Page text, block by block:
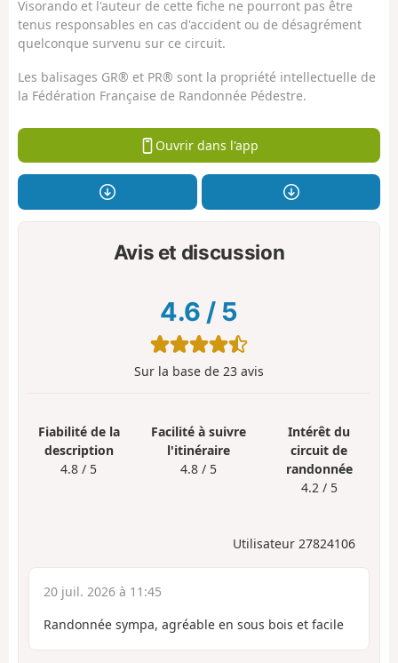
Visorando et l'auteur de cette fiche ne pourront pas être
tenus responsables en cas d'accident ou de désagrément
quelconque survenu sur ce circuit.
Les balisages GR® et PR® sont la propriété intellectuelle de
la Fédération Française de Randonnée Pédestre.
Ouvrir dans l'app
Avis et discussion
4.6 / 5
Sur la base de 23 avis
Fiabilité de la
description
4.8 / 5
Facilité à suivre
l'itinéraire
4.8 / 5
Intérêt du
circuit de
randonnée
4.2 / 5
Utilisateur 27824106
20 juil. 2026 à 11:45
Randonnée sympa, agréable en sous bois et facile